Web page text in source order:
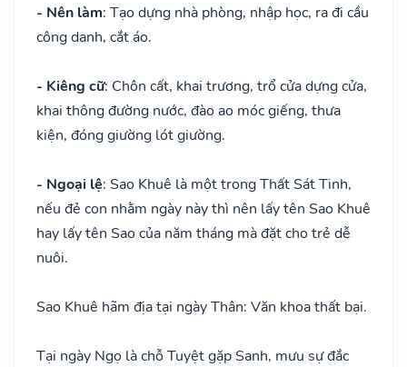
- Nên làm: Tạo dựng nhà phòng, nhập học, ra đi cầu
công danh, cắt áo.
- Kiêng cữ: Chôn cất, khai trương, trổ cửa dựng cửa,
khai thông đường nước, đào ao móc giếng, thưa
kiện, đóng giường lót giường.
- Ngoại lệ: Sao Khuê là một trong Thất Sát Tinh,
nếu đẻ con nhằm ngày này thì nên lấy tên Sao Khuê
hay lấy tên Sao của năm tháng mà đặt cho trẻ dễ
nuôi.
Sao Khuê hãm địa tại ngày Thân: Văn khoa thất bại.
Tại ngày Ngọ là chỗ Tuyệt gặp Sanh, mưu sự đắc